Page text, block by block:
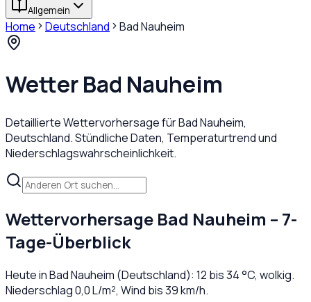
Allgemein
Home Deutschland Bad Nauheim
WetterBad Nauheim
Detaillierte Wettervorhersage fürBad Nauheim,
Deutschland. Stündliche Daten, Temperaturtrend und
Niederschlagswahrscheinlichkeit.
Wettervorhersage Bad Nauheim – 7-
Tage-Überblick
Heute inBad Nauheim (Deutschland): 12 bis34°C, wolkig.
Niederschlag0,0L/m², Wind bis39km/h.